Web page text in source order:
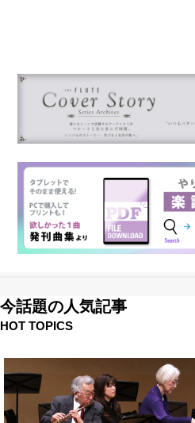
今話題の人気記事
HOT TOPICS